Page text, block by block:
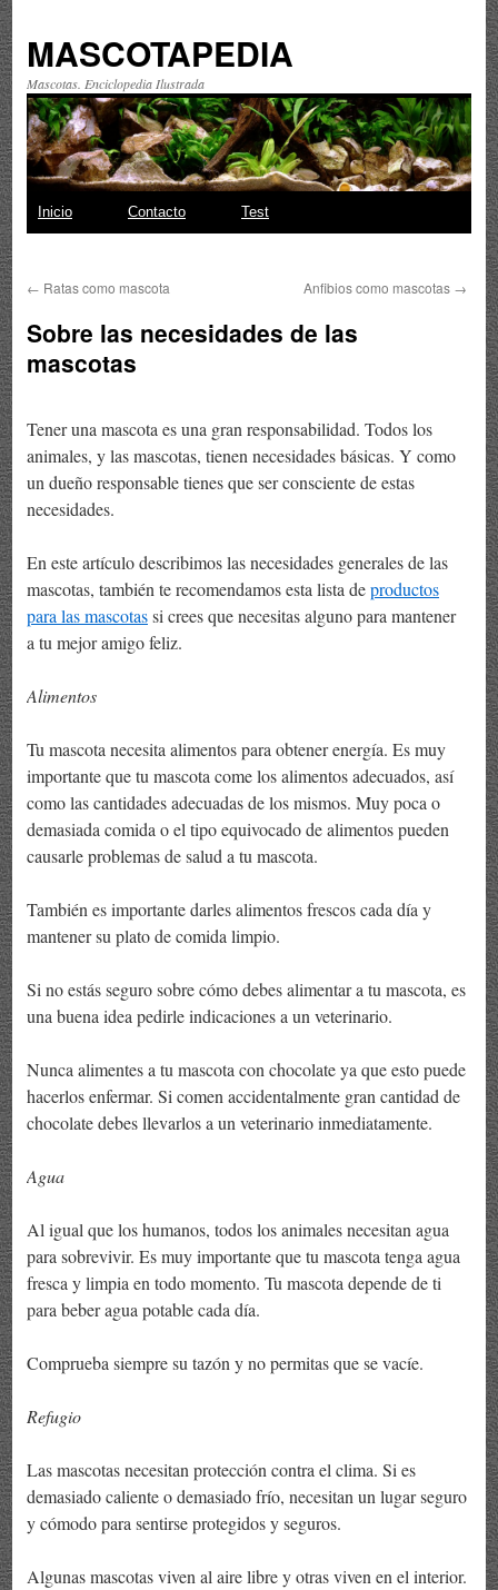
MASCOTAPEDIA
Mascotas. Enciclopedia Ilustrada
Saltar
contenido
Inicio Contacto Test
← Ratas como mascota Anfibios como mascotas →
Sobre las necesidades de las
mascotas
Tener una mascota es una gran responsabilidad. Todos los
animales, y las mascotas, tienen necesidades básicas. Y como
un dueño responsable tienes que ser consciente de estas
necesidades.
En este artículo describimos las necesidades generales de las
mascotas, también te recomendamos esta lista deproductos
para las mascotassi crees que necesitas alguno para mantener
a tu mejor amigo feliz.
Alimentos
Tu mascota necesita alimentos para obtener energía. Es muy
importante que tu mascota come los alimentos adecuados, así
como las cantidades adecuadas de los mismos. Muy poca o
demasiada comida o el tipo equivocado de alimentos pueden
causarle problemas de salud a tu mascota.
También es importante darles alimentos frescos cada día y
mantener su plato de comida limpio.
Si no estás seguro sobre cómo debes alimentar a tu mascota, es
una buena idea pedirle indicaciones a un veterinario.
Nunca alimentes a tu mascota con chocolate ya que esto puede
hacerlos enfermar. Si comen accidentalmente gran cantidad de
chocolate debes llevarlos a un veterinario inmediatamente.
Agua
Al igual que los humanos, todos los animales necesitan agua
para sobrevivir. Es muy importante que tu mascota tenga agua
fresca y limpia en todo momento. Tu mascota depende de ti
para beber agua potable cada día.
Comprueba siempre su tazón y no permitas que se vacíe.
Refugio
Las mascotas necesitan protección contra el clima. Si es
demasiado caliente o demasiado frío, necesitan un lugar seguro
y cómodo para sentirse protegidos y seguros.
Algunas mascotas viven al aire libre y otras viven en el interior.